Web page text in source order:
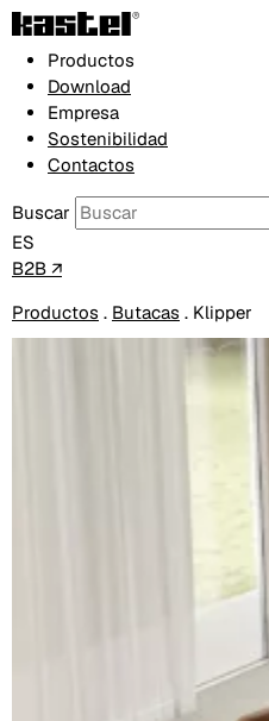
Productos
Download
Empresa
Sostenibilidad
Contactos
Buscar
ES
B2B ↗
Productos . Butacas . Klipper